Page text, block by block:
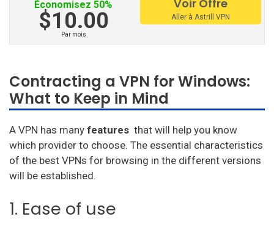
Fastest VPN
Froot VPN
Kaspersky Secure Connection
AzireVPN
OVPN
My Expat Network
Économisez 50%
$10.00
Par mois
Voir Offre
Aller à Astrill VPN
Contracting a VPN for Windows:
What to Keep in Mind
A VPN has many features that will help you know
which provider to choose. The essential characteristics
of the best VPNs for browsing in the different versions
will be established.
1. Ease of use